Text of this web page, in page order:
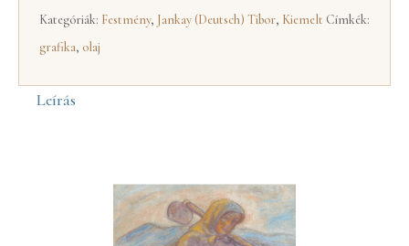
Kategóriák: Festmény, Jankay (Deutsch) Tibor, Kiemelt Címkék:
grafika, olaj
Leírás